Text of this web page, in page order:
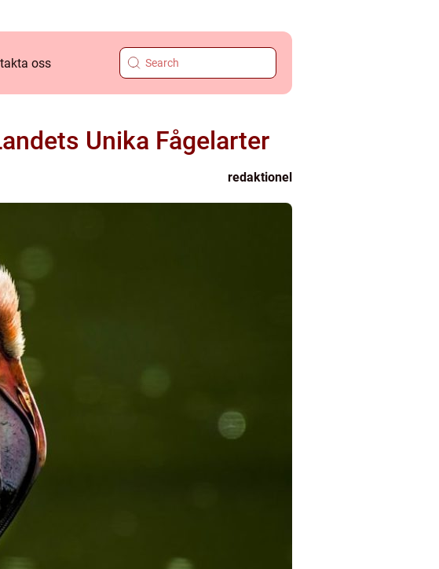
oss
Unika Fågelarter
redaktionel